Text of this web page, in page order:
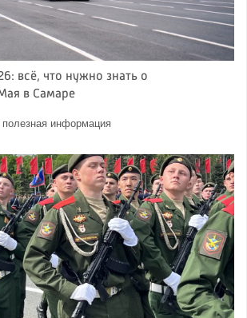
всё, что нужно знать о
в Самаре
информация